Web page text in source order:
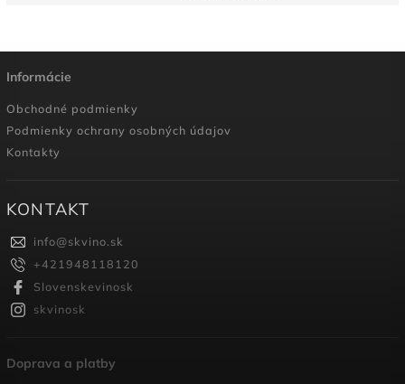
Informácie
Obchodné podmienky
Podmienky ochrany osobných údajov
Kontakty
KONTAKT
info@skvino.sk
+421948118120
Slovenskevinosk
skvinosk
Doprava a platby